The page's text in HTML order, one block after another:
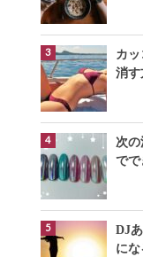
カ
消す
次
でで
DJ
に